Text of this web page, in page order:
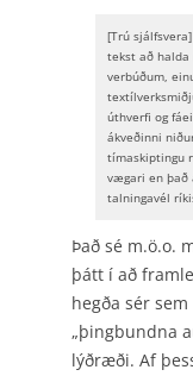
[Trú
tekst að halda
verbúðum,
úthverfi og
ákveðinni
tímaskiptingu
vægari en það
talningavél
Það sé m.ö.o.
þátt í að
hegða sér
„þingbundna
lýðræði. Af